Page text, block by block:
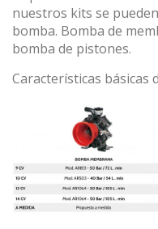
nuestros kits se
bomba. Bomba de
bomba de pistones.
Características básicas
comportamiento de los
información recogida
utiliza en la medición
elaboración de perfiles
datos de uso que hacen
mejor experiencia a
Marketing y
Estas cookies son
sobre las preferencias
a través de la